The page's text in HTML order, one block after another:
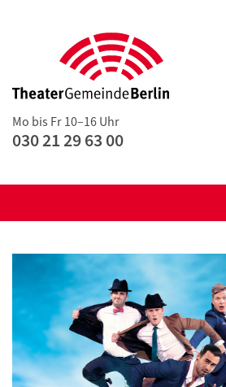
Mo bis Fr 10–16 Uhr
030 21 29 63 00